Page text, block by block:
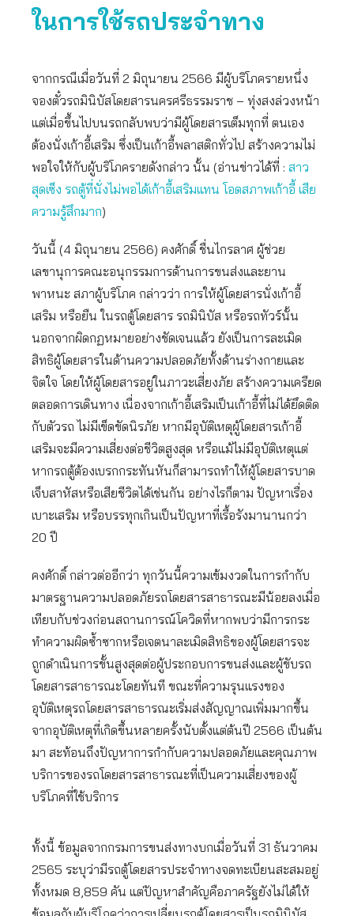
ในการใช้รถประจำทาง
จากกรณีเมื่อวันที่ 2 มิถุนายน 2566 มีผู้บริโภครายหนึ่ง
จองตั๋วรถมินิบัสโดยสารนครศรีธรรมราช – ทุ่งสงล่วงหน้า
แต่เมื่อขึ้นไปบนรถกลับพบว่ามีผู้โดยสารเต็มทุกที่ ตนเอง
ต้องนั่งเก้าอี้เสริม ซึ่งเป็นเก้าอี้พลาสติกทั่วไป สร้างความไม่
พอใจให้กับผู้บริโภครายดังกล่าว นั้น (อ่านข่าวได้ที่ : สาว
สุดเซ็ง รถตู้ที่นั่งไม่พอได้เก้าอี้เสริมแทน โอดสภาพเก้าอี้ เสีย
ความรู้สึกมาก)
วันนี้ (4 มิถุนายน 2566) คงศักดิ์ ชื่นไกรลาศ ผู้ช่วย
เลขานุการคณะอนุกรรมการด้านการขนส่งและยาน
พาหนะ สภาผู้บริโภค กล่าวว่า การให้ผู้โดยสารนั่งเก้าอี้
เสริม หรือยืน ในรถตู้โดยสาร รถมินิบัส หรือรถทัวร์นั้น
นอกจากผิดกฏหมายอย่างชัดเจนแล้ว ยังเป็นการละเมิด
สิทธิผู้โดยสารในด้านความปลอดภัยทั้งด้านร่างกายและ
จิตใจ โดยให้ผู้โดยสารอยู่ในภาวะเสี่ยงภัย สร้างความเครียด
ตลอดการเดินทาง เนื่องจากเก้าอี้เสริมเป็นเก้าอี้ที่ไม่ได้ยึดติด
กับตัวรถ ไม่มีเข็ดขัดนิรภัย หากมีอุบัติเหตุผู้โดยสารเก้าอี้
เสริมจะมีความเสี่ยงต่อชีวิตสูงสุด หรือแม้ไม่มีอุบัติเหตุแต่
หากรถตู้ต้องเบรกกระทันหันก็สามารถทำให้ผู้โดยสารบาด
เจ็บสาหัสหรือเสียชีวิตได้เช่นกัน อย่างไรก็ตาม ปัญหาเรื่อง
เบาะเสริม หรือบรรทุกเกินเป็นปัญหาที่เรื้อรังมานานกว่า
20 ปี
คงศักดิ์ กล่าวต่ออีกว่า ทุกวันนี้ความเข้มงวดในการกำกับ
มาตรฐานความปลอดภัยรถโดยสารสาธารณะมีน้อยลงเมื่อ
เทียบกับช่วงก่อนสถานการณ์โควิดที่หากพบว่ามีการกระ
ทำความผิดซ้ำซากหรือเจตนาละเมิดสิทธิของผู้โดยสารจะ
ถูกดำเนินการขั้นสูงสุดต่อผู้ประกอบการขนส่งและผู้ขับรถ
โดยสารสาธารณะโดยทันที ขณะที่ความรุนแรงของ
อุบัติเหตุรถโดยสารสาธารณะเริ่มส่งสัญญาณเพิ่มมากขึ้น
จากอุบัติเหตุที่เกิดขึ้นหลายครั้งนับตั้งแต่ต้นปี 2566 เป็นต้น
มา สะท้อนถึงปัญหาการกำกับความปลอดภัยและคุณภาพ
บริการของรถโดยสารสาธารณะที่เป็นความเสี่ยงของผู้
บริโภคที่ใช้บริการ
ทั้งนี้ ข้อมูลจากกรมการขนส่งทางบกเมื่อวันที่ 31 ธันวาคม
2565 ระบุว่ามีรถตู้โดยสารประจำทางจดทะเบียนสะสมอยู่
ทั้งหมด 8,859 คัน แต่ปัญหาสำคัญคือภาครัฐยังไม่ได้ให้